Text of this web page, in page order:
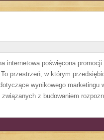
internetowa poświęcona
przestrzeń, w którym
wynikowego marketingu
związanych z budowaniem